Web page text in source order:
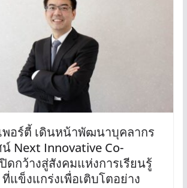
พอร์ตี้ เดินหน้าพัฒนาบุคลากร
Next Innovative Co-
ดกว้างสู่สังคมแห่งการเรียนรู้
ที่แข็งแกร่งเพื่อเติบโตอย่าง